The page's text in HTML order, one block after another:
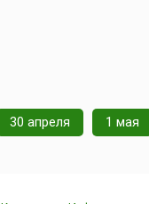
30 апреля 1 мая